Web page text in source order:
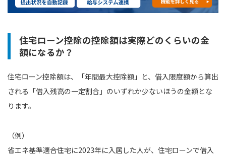
住宅ローン控除の控除額は実際どのくらいの金
額になるか？
住宅ローン控除額は、「年間最大控除額」と、借入限度額から算出
される「借入残高の一定割合」のいずれか少ないほうの金額とな
ります。
（例）
省エネ基準適合住宅に2023年に入居した人が、住宅ローンで借入